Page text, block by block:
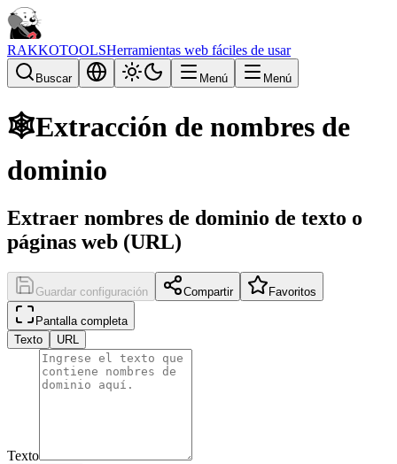
RAKKOTOOLSHerramientas web fáciles de usar
Buscar Menú Menú
🕸️Extracción de nombres de
dominio
Extraer nombres de dominio de texto o
páginas web (URL)
Guardar configuración Compartir Favoritos
Pantalla completa
Texto
URL
Texto